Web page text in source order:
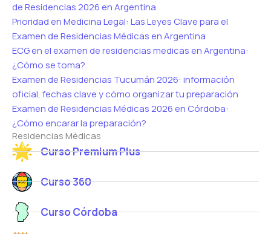
de Residencias 2026 en Argentina
Prioridad en Medicina Legal: Las Leyes Clave para el
Examen de Residencias Médicas en Argentina
ECG en el examen de residencias medicas en Argentina:
¿Cómo se toma?
Examen de Residencias Tucumán 2026: información
oficial, fechas clave y cómo organizar tu preparación
Examen de Residencias Médicas 2026 en Córdoba:
¿Cómo encarar la preparación?
Residencias Médicas
Curso Premium Plus
Curso 360
Curso Córdoba